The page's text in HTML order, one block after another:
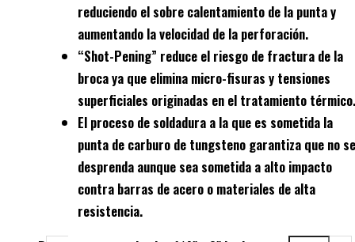
reduciendo el sobre calentamiento de la punta y
aumentando la velocidad de la perforación.
“Shot-Pening” reduce el riesgo de fractura de la
broca ya que elimina micro-fisuras y tensiones
superficiales originadas en el tratamiento térmico.
El proceso de soldadura a la que es sometida la
punta de carburo de tungsteno garantiza que no se
desprenda aunque sea sometida a alto impacto
contra barras de acero o materiales de alta
resistencia.